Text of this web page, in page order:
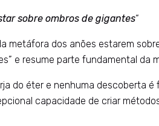
sobre ombros de gigantes“
metáfora dos anões estarem
e resume parte fundamental
do éter e nenhuma descoberta
capacidade de criar